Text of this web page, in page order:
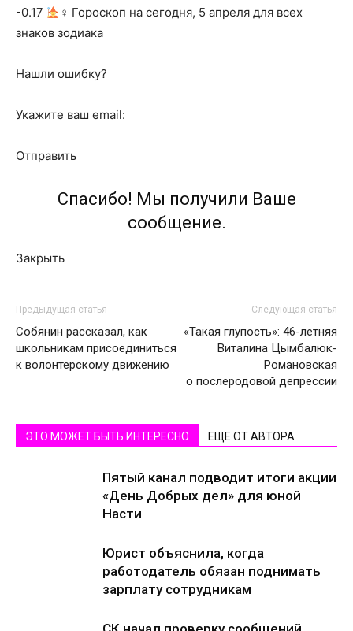
-0.17
‍♀ Гороскоп на сегодня, 5 апреля для всех
знаков зодиака
Нашли ошибку?
Укажите ваш email:
Отправить
Спасибо! Мы получили Ваше
сообщение.
Закрыть
Предыдущая статья
Собянин рассказал, как
школьникам присоединиться
к волонтерскому движению
Следующая статья
«Такая глупость»: 46-летняя
Виталина Цымбалюк-
Романовская
о послеродовой депрессии
ЭТО МОЖЕТ БЫТЬ ИНТЕРЕСНО ЕЩЕ ОТ АВТОРА
Пятый канал подводит итоги акции
«День Добрых дел» для юной
Насти
Юрист объяснила, когда
работодатель обязан поднимать
зарплату сотрудникам